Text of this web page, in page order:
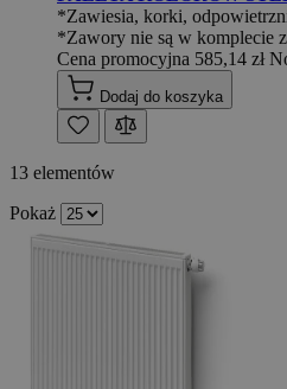
*Zawiesia, korki,
*Zawory nie są w komplecie
Cena promocyjna 585,14 zł
Dodaj do koszyka
13 elementów
Pokaż